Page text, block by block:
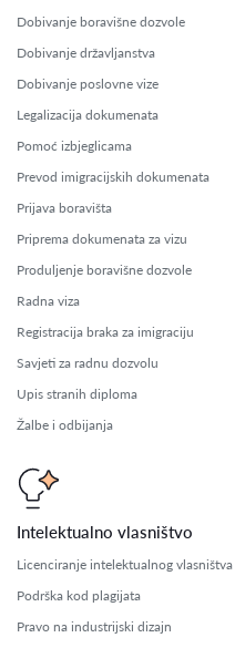
Dobivanje boravišne dozvole
Dobivanje državljanstva
Dobivanje poslovne vize
Legalizacija dokumenata
Pomoć izbjeglicama
Prevod imigracijskih dokumenata
Prijava boravišta
Priprema dokumenata za vizu
Produljenje boravišne dozvole
Radna viza
Registracija braka za imigraciju
Savjeti za radnu dozvolu
Upis stranih diploma
Žalbe i odbijanja
Intelektualno vlasništvo
Licenciranje intelektualnog vlasništva
Podrška kod plagijata
Pravo na industrijski dizajn